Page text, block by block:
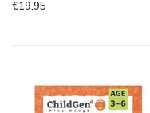
€19,95